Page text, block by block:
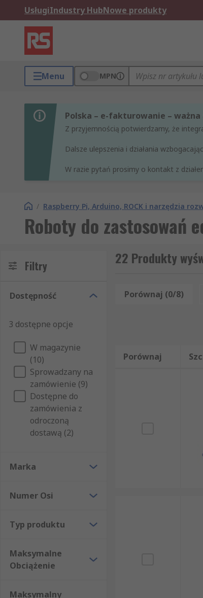
UsługiIndustry HubNowe produkty
Menu MPN
Polska – e-fakturowanie –
Z przyjemnością potwierdzamy, że
Dalsze ulepszenia i działania
W razie pytań prosimy o kontakt z
/ Raspberry Pi, Arduino, ROCK i narzędzia
Roboty do zastosowań
Filtry
Dostępność
3 dostępne opcje
W magazynie
(10)
Sprowadzany na
zamówienie (9)
Dostępne do
zamówienia z
odroczoną
dostawą (2)
Marka
Numer Osi
Typ produktu
Maksymalne
Obciążenie
Maksymalny
22 Produkty
Porównaj (0/8)
Porównaj